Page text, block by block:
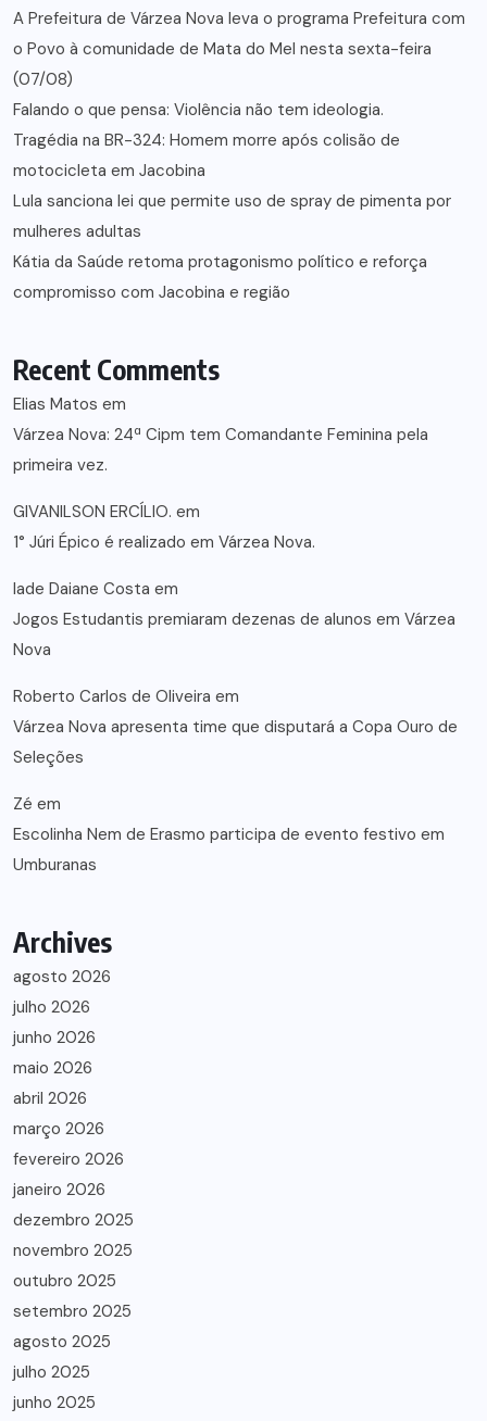
A Prefeitura de Várzea Nova leva o programa Prefeitura com
o Povo à comunidade de Mata do Mel nesta sexta-feira
(07/08)
Falando o que pensa: Violência não tem ideologia.
Tragédia na BR-324: Homem morre após colisão de
motocicleta em Jacobina
Lula sanciona lei que permite uso de spray de pimenta por
mulheres adultas
Kátia da Saúde retoma protagonismo político e reforça
compromisso com Jacobina e região
Recent Comments
Elias Matos em
Várzea Nova: 24ª Cipm tem Comandante Feminina pela
primeira vez.
GIVANILSON ERCÍLIO. em
1° Júri Épico é realizado em Várzea Nova.
lade Daiane Costa em
Jogos Estudantis premiaram dezenas de alunos em Várzea
Nova
Roberto Carlos de Oliveira em
Várzea Nova apresenta time que disputará a Copa Ouro de
Seleções
Zé em
Escolinha Nem de Erasmo participa de evento festivo em
Umburanas
Archives
agosto 2026
julho 2026
junho 2026
maio 2026
abril 2026
março 2026
fevereiro 2026
janeiro 2026
dezembro 2025
novembro 2025
outubro 2025
setembro 2025
agosto 2025
julho 2025
junho 2025